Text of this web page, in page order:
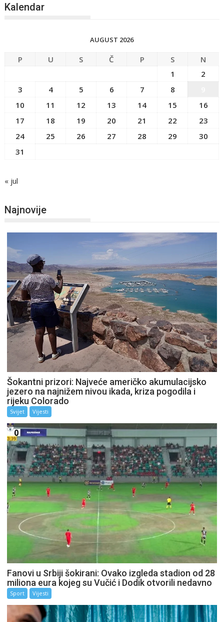
Kalendar
AUGUST 2026
P U S Č P S
N
1
2
3
4 5 6 7 8
10
11 12 13 14 15
16
17
18 19 20 21 22
23
24
25 26 27 28 29
30
31
« jul
Najnovije
Šokantni prizori: Najveće američko akumulacijsko
jezero na najnižem nivou ikada, kriza pogodila i
rijeku Colorado
Svijet Vijesti
Fanovi u Srbiji šokirani: Ovako izgleda stadion od 28
miliona eura kojeg su Vučić i Dodik otvorili nedavno
Sport Vijesti